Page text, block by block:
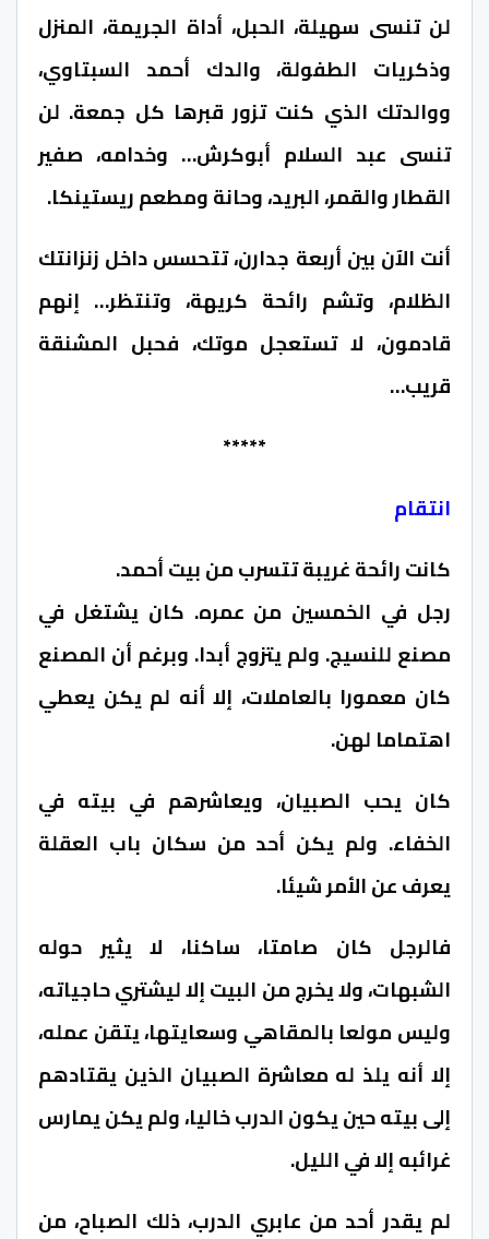
لن تنسى سهيلة، الحبل، أداة الجريمة، المنزل
وذكريات الطفولة، والدك أحمد السبتاوي،
ووالدتك الذي كنت تزور قبرها كل جمعة. لن
تنسى عبد السلام أبوكرش… وخدامه، صفير
القطار والقمر، البريد، وحانة ومطعم ريستينكا.
أنت الآن بين أربعة جدارن، تتحسس داخل زنزانتك
الظلام، وتشم رائحة كريهة، وتنتظر… إنهم
قادمون، لا تستعجل موتك، فحبل المشنقة
قريب…
*****
انتقام
كانت رائحة غريبة تتسرب من بيت أحمد.
رجل في الخمسين من عمره. كان يشتغل في
مصنع للنسيج. ولم يتزوج أبدا. وبرغم أن المصنع
كان معمورا بالعاملات، إلا أنه لم يكن يعطي
اهتماما لهن.
كان يحب الصبيان، ويعاشرهم في بيته في
الخفاء. ولم يكن أحد من سكان باب العقلة
يعرف عن الأمر شيئا.
فالرجل كان صامتا، ساكنا، لا يثير حوله
الشبهات، ولا يخرج من البيت إلا ليشتري حاجياته،
وليس مولعا بالمقاهي وسعايتها، يتقن عمله،
إلا أنه يلذ له معاشرة الصبيان الذين يقتادهم
إلى بيته حين يكون الدرب خاليا، ولم يكن يمارس
غرائبه إلا في الليل.
لم يقدر أحد من عابري الدرب، ذلك الصباح، من